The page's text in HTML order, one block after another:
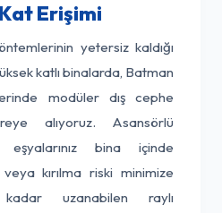
Erişimi
yetersiz kaldığı
katlı binalarda, Batman
modüler dış cephe
alıyoruz. Asansörlü
bina içinde
kırılma riski minimize
uzanabilen raylı